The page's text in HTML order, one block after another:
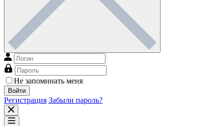
Не запоминать меня
Войти
Регистрация Забыли пароль?